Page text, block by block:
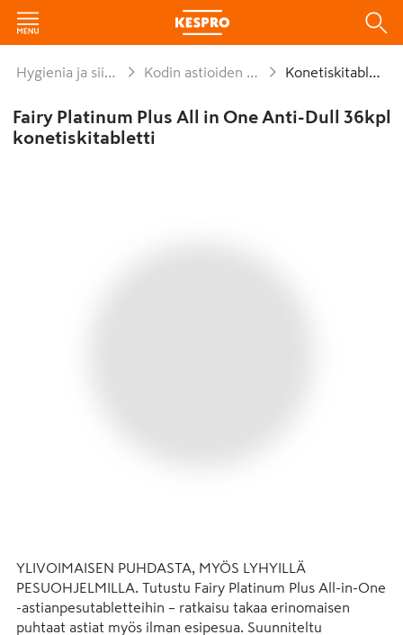
Hygienia ja siivous Kodin astioiden pesu Konetiskitabletit
Fairy Platinum Plus All in One Anti-Dull 36kpl
konetiskitabletti
YLIVOIMAISEN PUHDASTA, MYÖS LYHYILLÄ
PESUOHJELMILLA. Tutustu Fairy Platinum Plus All-in-One
-astianpesutabletteihin – ratkaisu takaa erinomaisen
puhtaat astiat myös ilman esipesua. Suunniteltu